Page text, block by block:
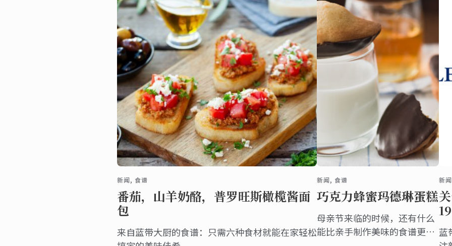
新闻, 食谱
番茄，山羊奶酪，普罗旺斯橄榄酱面
包
来自蓝带大厨的食谱：只需六种食材就能在家轻松
新闻, 食谱
巧克力蜂蜜玛德琳蛋糕
母亲节来临的时候，还有什么
能比亲手制作美味的食谱更好
新
蓝